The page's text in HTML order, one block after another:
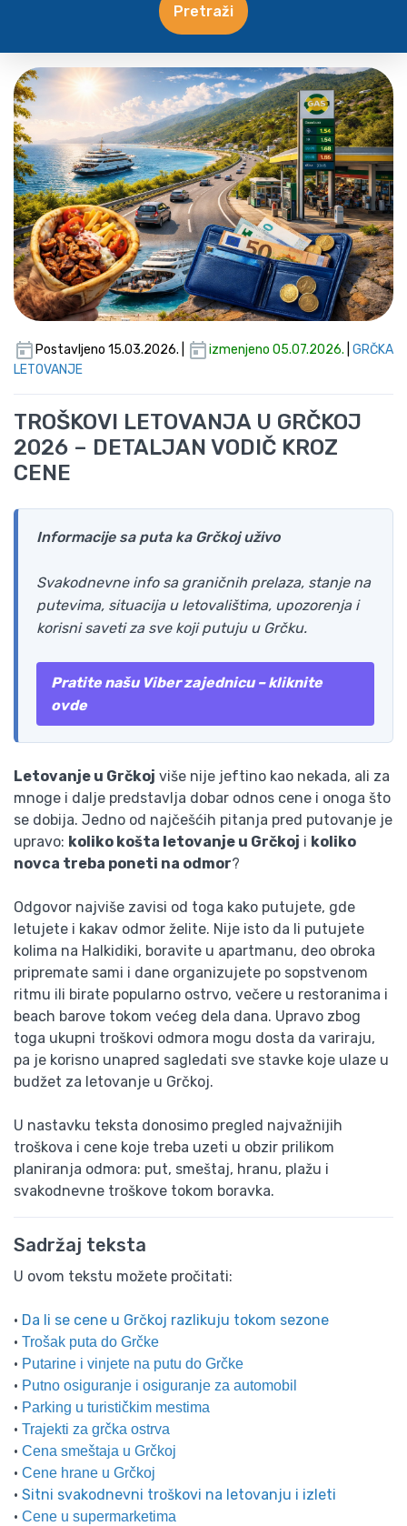
Pretraži
Postavljeno 15.03.2026. | izmenjeno 05.07.2026. GRČKA
LETOVANJE
TROŠKOVI LETOVANJA U GRČKOJ
2026 – DETALJAN VODIČ KROZ
CENE
Informacije sa puta ka Grčkoj uživo
Svakodnevne info sa graničnih prelaza, stanje na
putevima, situacija u letovalištima, upozorenja i
korisni saveti za sve koji putuju u Grčku.
Pratite našu Viber zajednicu – kliknite
ovde
Letovanje u Grčkoj više nije jeftino kao nekada, ali za
mnoge i dalje predstavlja dobar odnos cene i onoga što
se dobija. Jedno od najčešćih pitanja pred putovanje je
upravo: koliko košta letovanje u Grčkoj i koliko
novca treba poneti na odmor?
Odgovor najviše zavisi od toga kako putujete, gde
letujete i kakav odmor želite. Nije isto da li putujete
kolima na Halkidiki, boravite u apartmanu, deo obroka
pripremate sami i dane organizujete po sopstvenom
ritmu ili birate popularno ostrvo, večere u restoranima i
beach barove tokom većeg dela dana. Upravo zbog
toga ukupni troškovi odmora mogu dosta da variraju,
pa je korisno unapred sagledati sve stavke koje ulaze u
budžet za letovanje u Grčkoj.
U nastavku teksta donosimo pregled najvažnijih
troškova i cene koje treba uzeti u obzir prilikom
planiranja odmora: put, smeštaj, hranu, plažu i
svakodnevne troškove tokom boravka.
Sadržaj teksta
U ovom tekstu možete pročitati:
• Da li se cene u Grčkoj razlikuju tokom sezone
• Trošak puta do Grčke
• Putarine i vinjete na putu do Grčke
• Putno osiguranje i osiguranje za automobil
• Parking u turističkim mestima
• Trajekti za grčka ostrva
• Cena smeštaja u Grčkoj
• Cene hrane u Grčkoj
• Sitni svakodnevni troškovi na letovanju i izleti
• Cene u supermarketima